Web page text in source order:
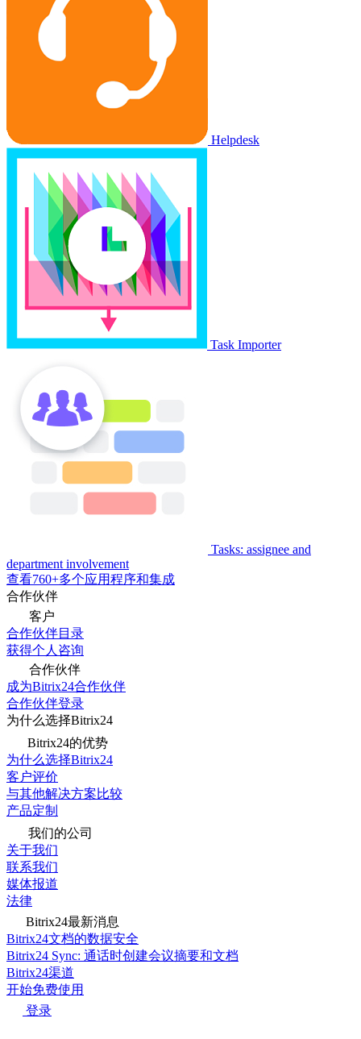
Helpdesk
Task Importer
Tasks: assignee and
department involvement
查看760+多个应用程序和集成
合作伙伴
客户
合作伙伴目录
获得个人咨询
合作伙伴
成为Bitrix24合作伙伴
合作伙伴登录
为什么选择Bitrix24
Bitrix24的优势
为什么选择Bitrix24
客户评价
与其他解决方案比较
产品定制
我们的公司
关于我们
联系我们
媒体报道
法律
Bitrix24最新消息
Bitrix24文档的数据安全
Bitrix24 Sync: 通话时创建会议摘要和文档
Bitrix24渠道
开始免费使用
登录